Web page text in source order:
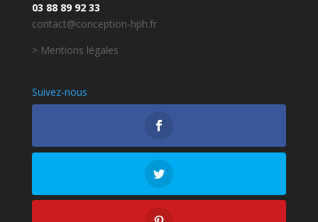
03 88 89 92 33
contact@conception-hph.fr
> Mentions légales
Suivez-nous